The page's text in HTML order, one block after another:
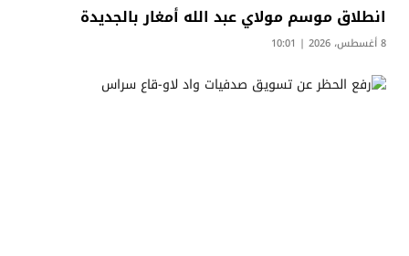
انطلاق موسم مولاي عبد الله أمغار بالجديدة
8 أغسطس، 2026 | 10:01